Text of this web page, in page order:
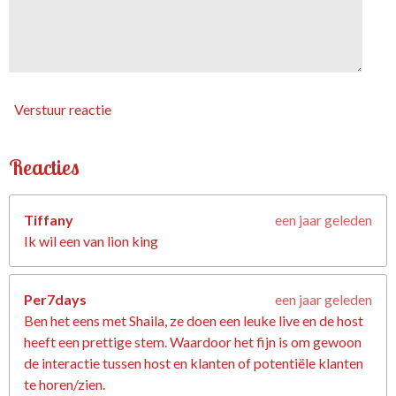
Verstuur reactie
Reacties
Tiffany
een jaar geleden
Ik wil een van lion king
Per7days
een jaar geleden
Ben het eens met Shaila, ze doen een leuke live en de host
heeft een prettige stem. Waardoor het fijn is om gewoon
de interactie tussen host en klanten of potentiële klanten
te horen/zien.